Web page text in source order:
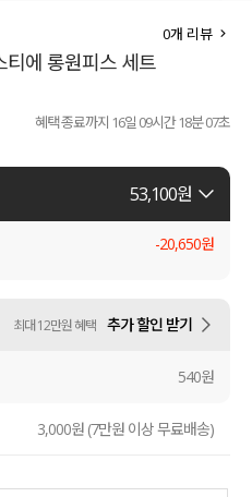
언더웨어
ACC
티에 롱원피스 세트
0개 리뷰
혜택 종료까지 16일 09시간 18분 06초
53,100원
-20,650원
최대 12만원 혜택 추가 할인 받기
540원
3,000원 (7만원 이상 무료배송)